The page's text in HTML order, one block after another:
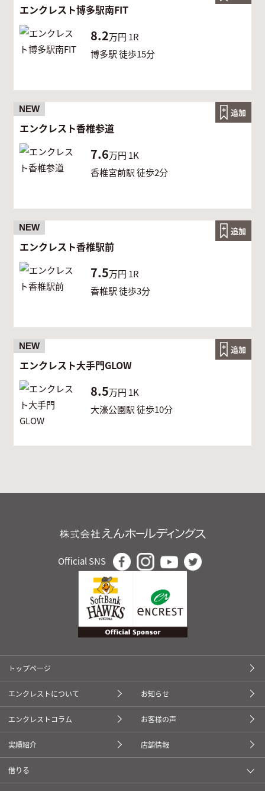
エンクレスト博多駅南FIT
8.2万円 1R
博多駅 徒歩15分
NEW
エンクレスト香椎参道
7.6万円 1K
香椎宮前駅 徒歩2分
追加
NEW
エンクレスト香椎駅前
7.5万円 1R
香椎駅 徒歩3分
追加
NEW
エンクレスト大手門GLOW
8.5万円 1K
大濠公園駅 徒歩10分
追加
Official SNS
トップページ
エンクレストについて お知らせ
エンクレストコラム お客様の声
実績紹介 店舗情報
借りる